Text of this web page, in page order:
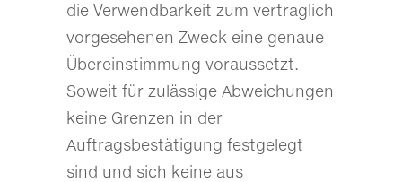
die Verwendbarkeit zum vertraglich
vorgesehenen Zweck eine genaue
Übereinstimmung voraussetzt.
Soweit für zulässige Abweichungen
keine Grenzen in der
Auftragsbestätigung festgelegt
sind und sich keine aus